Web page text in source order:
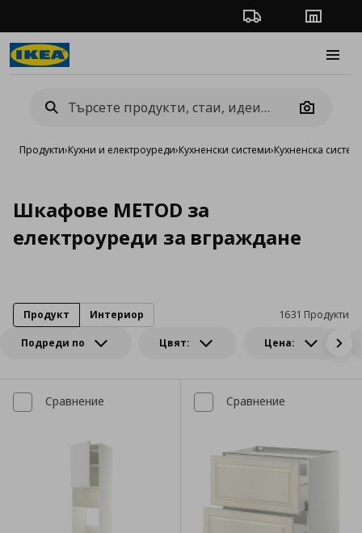
Проследяване на
Camera
Продукти›Кухни и електроуреди›Кухненски системи›Кухненска
Шкафове METOD за
електроуреди за вграждане
Подреди по Цвят: Цена:
1631 Продукти
Продукт Интериор
Сравнение Сравнение